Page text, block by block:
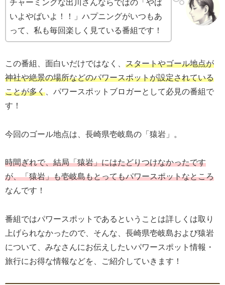
チャーミングな出川さんならではの「やば
いよやばいよ！！」ハプニングがいつもあ
って、私も毎回楽しく見ている番組です！
この番組、面白いだけではなく、 スタートやゴール地点が
神社や絶景の場所などのパワースポットが設定されている
ことが多く 、パワースポットブロガーとして必見の番組で
す！
今回のゴール地点は、長崎県壱岐島の「猿岩」。
時間ぎれで、結局「猿岩」にはたどりつけなかったです
が、「猿岩」も壱岐島もとってもパワースポットなところ
なんです！
番組ではパワースポットであるということは詳しくは取り
上げられなかったので、そんな、長崎県壱岐島および猿岩
について、みなさんにお伝えしたいパワースポット情報・
旅行にお得な情報などを、ご紹介していきます！